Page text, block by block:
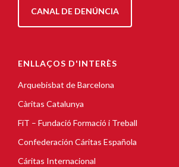
CANAL DE DENÚNCIA
ENLLAÇOS D'INTERÈS
Arquebisbat de Barcelona
Càritas Catalunya
FiT – Fundació Formació i Treball
Confederación Cáritas Española
Cáritas Internacional